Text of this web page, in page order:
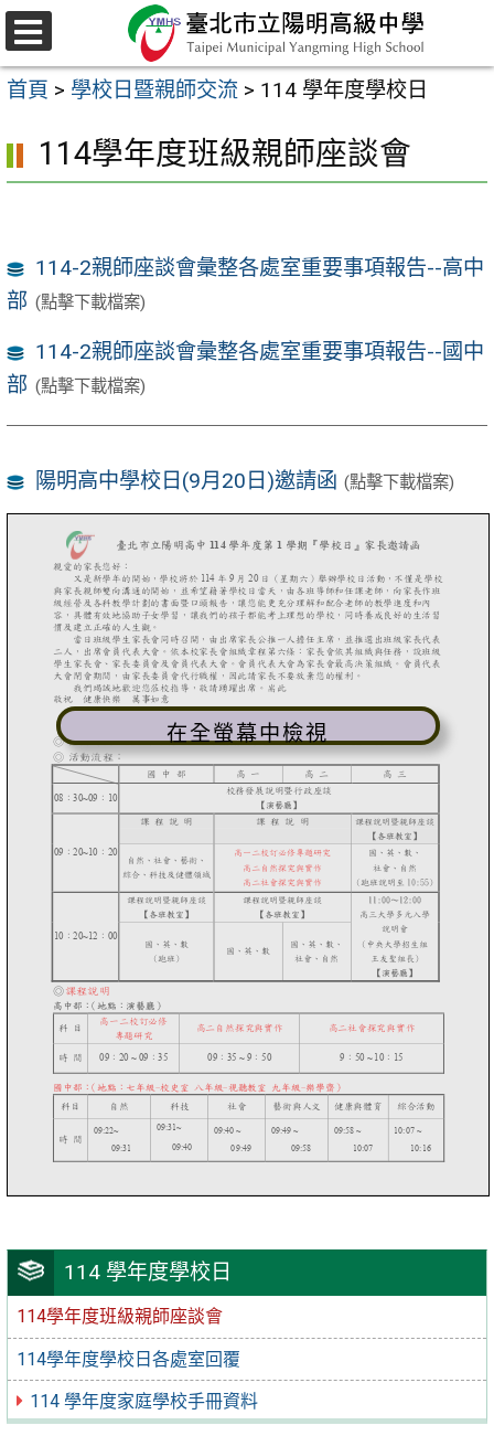
跳
至
主
內
容
選
單
首頁 > 學校日暨親師交流 > 114 學年度學校日
114 學年度學校日
114學年度班級親師座談會
114學年度學校日各處室回覆
114 學年度家庭學校手冊資料
114學年度班級親師座談會
114-2親師座談會彙整各處室重要事項報告--高中
部 (點擊下載檔案)
114-2親師座談會彙整各處室重要事項報告--國中
部 (點擊下載檔案)
陽明高中學校日(9月20日)邀請函 (點擊下載檔案)
在全螢幕中檢視